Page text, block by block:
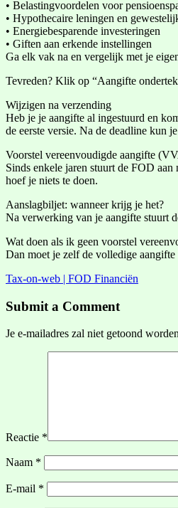
• Belastingvoordelen voor
• Hypothecaire leningen en
• Energiebesparende investeringen
• Giften aan erkende instellingen
Ga elk vak na en vergelijk met je
Tevreden? Klik op “Aangifte
Wijzigen na verzending
Heb je je aangifte al ingestuurd en
de eerste versie. Na de deadline kun
Voorstel vereenvoudigde aangifte
Sinds enkele jaren stuurt de FOD
hoef je niets te doen.
Aanslagbiljet: wanneer krijg je het?
Na verwerking van je aangifte stuurt
Wat doen als ik geen voorstel
Dan moet je zelf de volledige
Tax-on-web | FOD Financiën
Submit a Comment
Je e-mailadres zal niet getoond
Reactie *
Naam *
E-mail *